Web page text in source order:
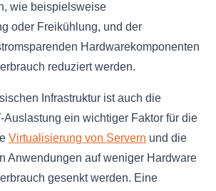
wie beispielsweise
oder Freikühlung, und der
Hardwarekomponenten
reduziert werden.
Infrastruktur ist auch die
Auslastung ein wichtiger Faktor für die
Virtualisierung von Servern und die
Anwendungen auf weniger Hardware
gesenkt werden. Eine